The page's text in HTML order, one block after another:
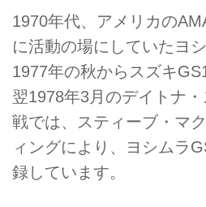
1970年代、アメリカの
に活動の場にしていたヨ
1977年の秋からスズキ
翌1978年3月のデイトナ
戦では、スティーブ・マ
ィングにより、ヨシムラ
録しています。